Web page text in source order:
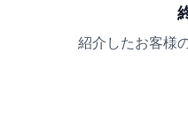
紹介したお客様